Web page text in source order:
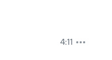
4:11